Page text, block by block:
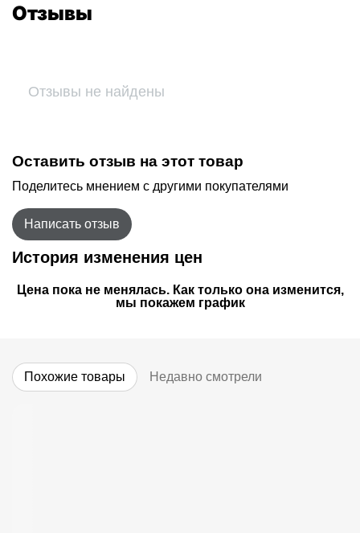
Отзывы
Отзывы не найдены
Оставить отзыв на этот товар
Поделитесь мнением с другими покупателями
Написать отзыв
История изменения цен
Цена пока не менялась. Как только она изменится,
мы покажем график
Похожие товары Недавно смотрели